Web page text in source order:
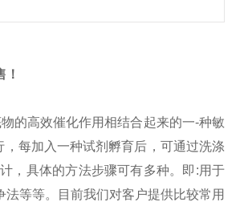
的高效催化作用相结合起来的一-种敏
每加入一种试剂孵育后，可通过洗涤
，具体的方法步骤可有多种。即:用于
等等。目前我们对客户提供比较常用